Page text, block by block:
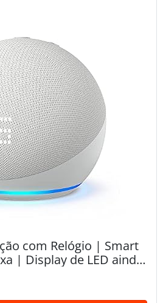
com Relógio | Smart
| Display de LED ainda